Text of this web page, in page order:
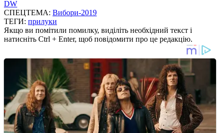
DW
СПЕЦТЕМА: Вибори-2019
ТЕГИ: прилуки
Якщо ви помітили помилку, виділіть необхідний текст і
натисніть Ctrl + Enter, щоб повідомити про це редакцію.